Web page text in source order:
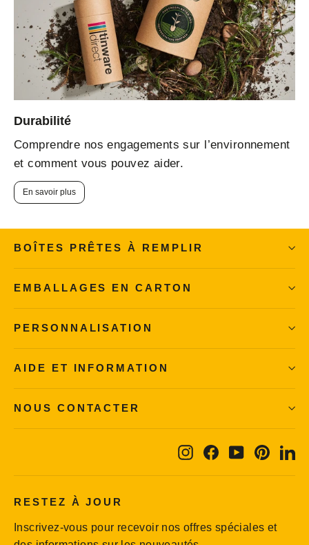
Durabilité
Comprendre nos engagements sur l’environnement
et comment vous pouvez aider.
En savoir plus
BOÎTES PRÊTES À REMPLIR
EMBALLAGES EN CARTON
PERSONNALISATION
AIDE ET INFORMATION
NOUS CONTACTER
InstagramFacebook
YouTube
RESTEZ À JOUR
Inscrivez-vous pour recevoir nos offres spéciales et